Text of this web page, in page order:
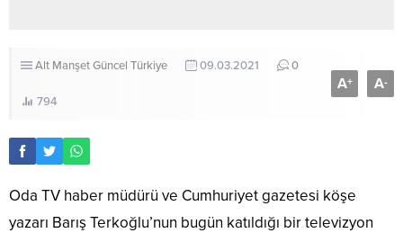
Alt ManşetGüncel Türkiye 09.03.2021 0
794
A+ A-
Oda TV haber müdürü ve Cumhuriyet gazetesi köşe
yazarı Barış Terkoğlu’nun bugün katıldığı bir televizyon